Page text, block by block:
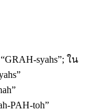
syahs”; ใน
PAH-toh”